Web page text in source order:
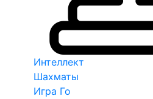
Интеллект
Шахматы
Игра Го